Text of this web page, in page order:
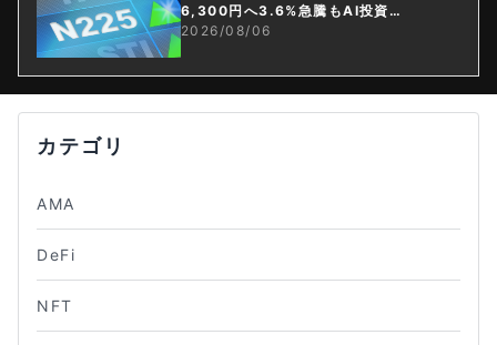
6,300円へ3.6%急騰もAI投資回
収懸念が再燃
2026/08/06
カテゴリ
AMA
DeFi
NFT